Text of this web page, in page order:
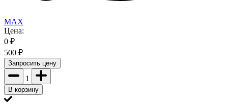
MAX
Цена:
0 ₽
500 ₽
Запросить цену
1
В корзину